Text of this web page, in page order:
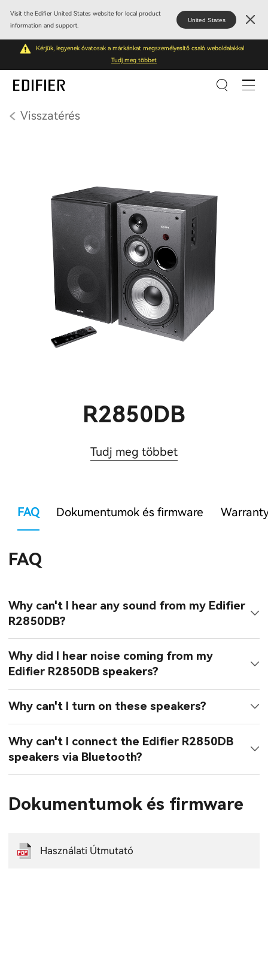
Visit the Edifier United States website for local product
information and support.
United States
Kérjük, legyenek óvatosak a márkánkat megszemélyesítő csaló weboldalakkal
Tudj meg többet
Visszatérés
R2850DB
Tudj meg többet
FAQ Dokumentumok és firmware
FAQ
Why can't I hear any sound from my Edifier
R2850DB?
Why did I hear noise coming from my
Edifier R2850DB speakers?
Why can't I turn on these speakers?
Why can't I connect the Edifier R2850DB
speakers via Bluetooth?
Dokumentumok és firmware
Használati Útmutató